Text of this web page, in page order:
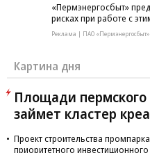
«Пермэнергосбыт»
рисках при работе с
Реклама | ПАО «Пермэнергосбыт»
Картина дня
Площади
займет кластер
Проект строительства
приоритетного инвестиционного